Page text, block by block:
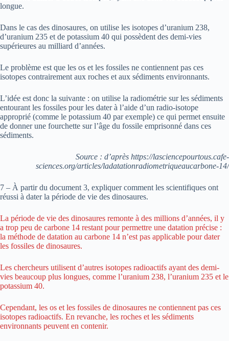
longue.
Dans le cas des dinosaures, on utilise les isotopes d’uranium 238,
d’uranium 235 et de potassium 40 qui possèdent des demi-vies
supérieures au milliard d’années.
Le problème est que les os et les fossiles ne contiennent pas ces
isotopes contrairement aux roches et aux sédiments environnants.
L’idée est donc la suivante : on utilise la radiométrie sur les sédiments
entourant les fossiles pour les dater à l’aide d’un radio-isotope
approprié (comme le potassium 40 par exemple) ce qui permet ensuite
de donner une fourchette sur l’âge du fossile emprisonné dans ces
sédiments.
Source : d’après https://lasciencepourtous.cafe-
sciences.org/articles/ladatationradiometriqueaucarbone-14/
7 – À partir du document 3, expliquer comment les scientifiques ont
réussi à dater la période de vie des dinosaures.
La période de vie des dinosaures remonte à des millions d’années, il y
a trop peu de carbone 14 restant pour permettre une datation précise :
la méthode de datation au carbone 14 n’est pas applicable pour dater
les fossiles de dinosaures.
Les chercheurs utilisent d’autres isotopes radioactifs ayant des demi-
vies beaucoup plus longues, comme l’uranium 238, l’uranium 235 et le
potassium 40.
Cependant, les os et les fossiles de dinosaures ne contiennent pas ces
isotopes radioactifs. En revanche, les roches et les sédiments
environnants peuvent en contenir.